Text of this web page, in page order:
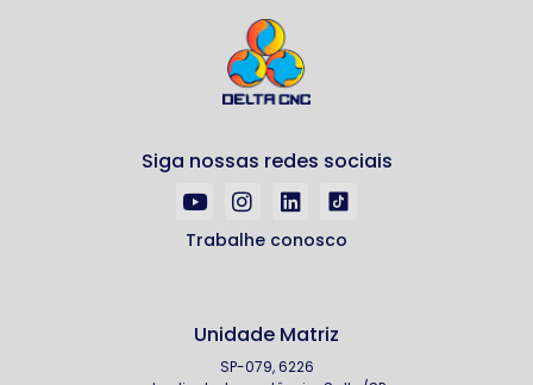
Siga nossas redes sociais
Trabalhe conosco
Unidade Matriz
SP-079, 6226